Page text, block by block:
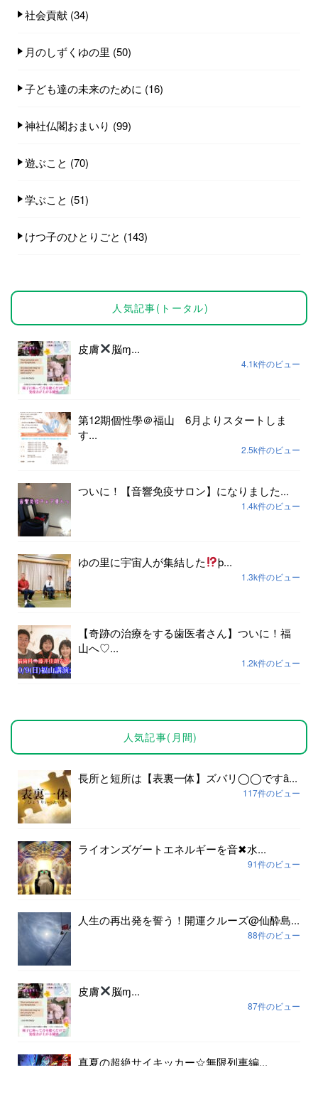
社会貢献 (34)
月のしずくゆの里 (50)
子ども達の未来のために (16)
神社仏閣おまいり (99)
遊ぶこと (70)
学ぶこと (51)
けつ子のひとりごと (143)
人気記事(トータル)
皮膚 脳ɱ...
4.1k件のビュー
第12期個性學＠福山 6月よりスタートしま
す...
2.5k件のビュー
ついに！【音響免疫サロン】になりました...
1.4k件のビュー
ゆの里に宇宙人が集結した þ...
1.3k件のビュー
【奇跡の治療をする歯医者さん】ついに！福
山へ♡...
1.2k件のビュー
人気記事(月間)
長所と短所は【表裏一体】ズバリ◯◯ですȃ...
117件のビュー
ライオンズゲートエネルギーを音✖︎水...
91件のビュー
人生の再出発を誓う！開運クルーズ@仙酔島...
88件のビュー
皮膚 脳ɱ...
87件のビュー
真夏の超絶サイキッカー☆無限列車編...